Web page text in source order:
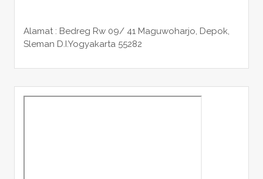
Alamat : Bedreg Rw 09/ 41 Maguwoharjo, Depok,
Sleman D.I.Yogyakarta 55282